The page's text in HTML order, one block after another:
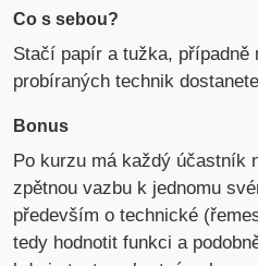
Co s sebou?
Stačí papír a tužka, případně
probíraných technik
Bonus
Po kurzu má každý účastník
zpětnou vazbu k jednomu
především o technické
tedy hodnotit funkci a